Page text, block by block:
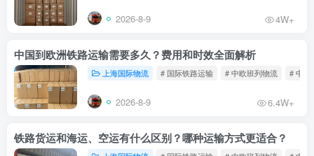
2026-8-9 4W+
中国到欧洲铁路运输需要多久？费用和时效全面解析
上海国际物流 # 国际铁路运输 # 中欧班列物流 # 中欧
2026-8-9 6.4W+
铁路货运和海运、空运有什么区别？哪种运输方式更适合？